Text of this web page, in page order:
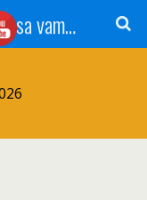
Radio Gradačac - 56 godina sa vama...